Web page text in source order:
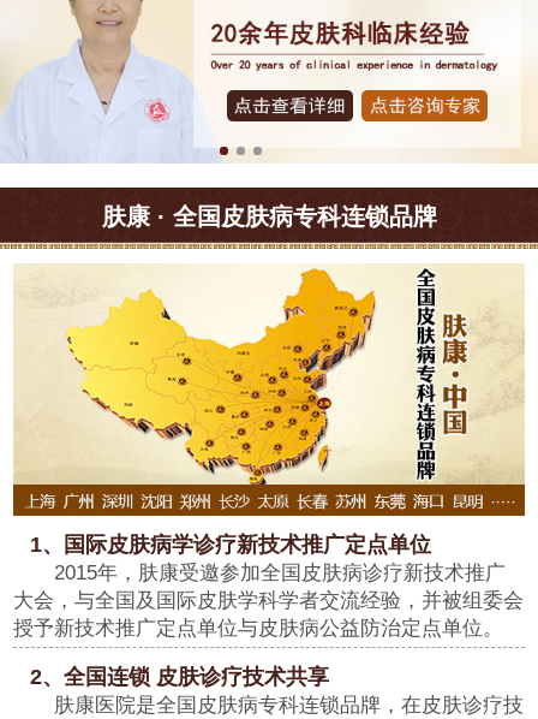
肤康 · 全国皮肤病专科连锁品牌
1、国际皮肤病学诊疗新技术推广定点单位
2015年，肤康受邀参加全国皮肤病诊疗新技术推广
大会，与全国及国际皮肤学科学者交流经验，并被组委会
授予新技术推广定点单位与皮肤病公益防治定点单位。
2、全国连锁 皮肤诊疗技术共享
肤康医院是全国皮肤病专科连锁品牌，在皮肤诊疗技